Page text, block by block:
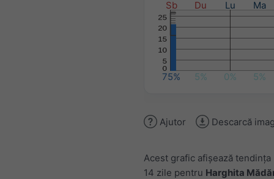
Sb
Du Lu Ma
75% 5% 0% 5%
Ajutor Descarcă
Acest grafic afișează tendința
14 zile pentru Harghita